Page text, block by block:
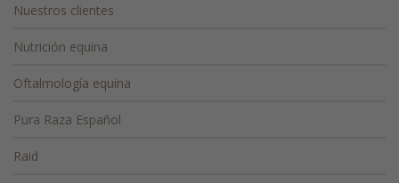
Nuestros clientes
Nutrición equina
Oftalmología equina
Pura Raza Español
Raid